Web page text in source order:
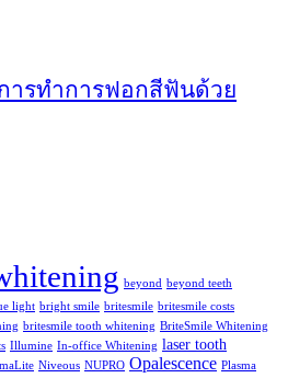
ารทำการฟอกสีฟันด้วย
beyond beyond teeth
light bright smile britesmile britesmile costs
britesmile tooth whitening BriteSmile Whitening
Illumine In-office Whitening laser tooth
Niveous NUPRO Opalescence Plasma